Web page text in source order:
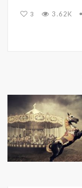
3 3.62K